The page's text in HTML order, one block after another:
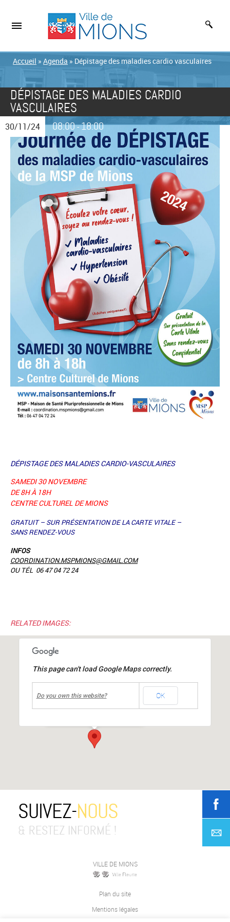
Accueil » Agenda » Dépistage des maladies cardio vasculaires
DÉPISTAGE DES MALADIES CARDIO
VASCULAIRES
30/11/24 08:00-18:00
DÉPISTAGE DES MALADIES CARDIO-VASCULAIRES
SAMEDI 30 NOVEMBRE
DE 8H À 18H
CENTRE CULTUREL DE MIONS
GRATUIT – SUR PRÉSENTATION DE LA CARTE VITALE –
SANS RENDEZ-VOUS
INFOS
COORDINATION.MSPMIONS@GMAIL.COM
OUTÉL 06 47 04 72 24
RELATED IMAGES:
Centre culturel Jean MOULIN
This page can't load Google Maps correctly.
Do you own this website? OK
SUIVEZ-NOUS
& RESTEZ INFORMÉ !
VILLE DE MIONS
Plan du site
Mentions légales